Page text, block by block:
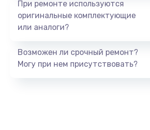
При ремонте используются
оригинальные комплектующие
или аналоги?
Возможен ли срочный ремонт?
Могу при нем присутствовать?